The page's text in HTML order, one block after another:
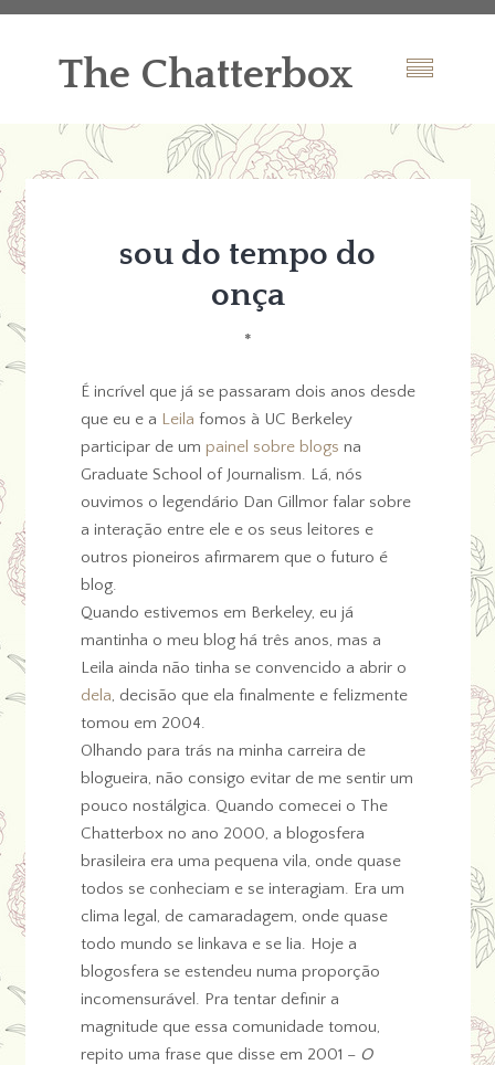
The Chatterbox
sou do tempo do
onça
*
É incrível que já se passaram dois anos desde
que eu e a Leila fomos à UC Berkeley
participar de um painel sobre blogs na
Graduate School of Journalism. Lá, nós
ouvimos o legendário Dan Gillmor falar sobre
a interação entre ele e os seus leitores e
outros pioneiros afirmarem que o futuro é
blog.
Quando estivemos em Berkeley, eu já
mantinha o meu blog há três anos, mas a
Leila ainda não tinha se convencido a abrir o
dela, decisão que ela finalmente e felizmente
tomou em 2004.
Olhando para trás na minha carreira de
blogueira, não consigo evitar de me sentir um
pouco nostálgica. Quando comecei o The
Chatterbox no ano 2000, a blogosfera
brasileira era uma pequena vila, onde quase
todos se conheciam e se interagiam. Era um
clima legal, de camaradagem, onde quase
todo mundo se linkava e se lia. Hoje a
blogosfera se estendeu numa proporção
incomensurável. Pra tentar definir a
magnitude que essa comunidade tomou,
repito uma frase que disse em 2001 – O